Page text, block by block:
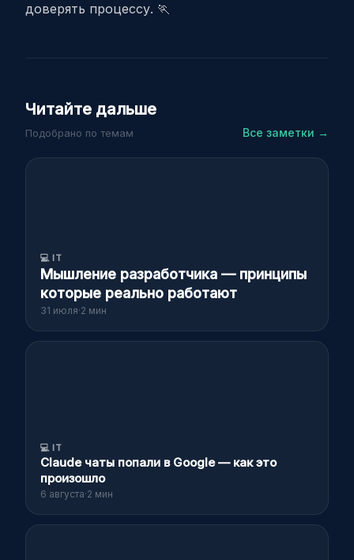
доверять процессу. 🏃
Читайте дальше
Подобрано по темам Все заметки →
💻 IT
Мышление разработчика — принципы
которые реально работают
31 июля·2 мин
💻 IT
Claude чаты попали в Google — как это
произошло
6 августа·2 мин